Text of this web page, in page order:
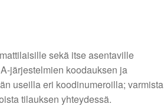
sekä itse asentaville
järjestelmien koodauksen ja
useilla eri koodinumeroilla; varmista
tilauksen yhteydessä.